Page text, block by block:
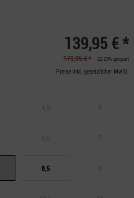
139,95 € *
179,95 € * 22.23% gespart
Preise inkl. gesetzlicher MwSt.
8,5